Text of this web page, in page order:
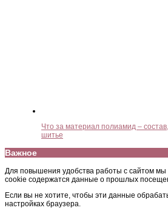
Что за материал полиамид –
шитье
Важное
Для повышения удобства работы с сайтом мы
cookie содержатся данные о прошлых
Если вы не хотите, чтобы эти данные
настройках браузера.